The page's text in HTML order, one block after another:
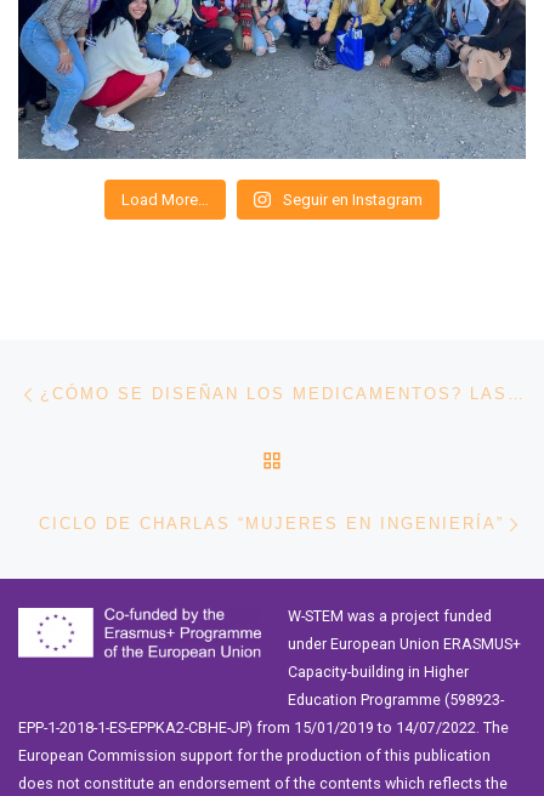
Load More… Seguir en Instagram
Navegación de entradas ¿CÓMO SE DISEÑAN LOS MEDICAMENTOS? LAS QFB EN EL ÁREA DE LA SALUD
CICLO DE CHARLAS “MUJERES EN INGENIERÍA”
W-STEM was a project funded
under European Union ERASMUS+
Capacity-building in Higher
Education Programme (598923-
EPP-1-2018-1-ES-EPPKA2-CBHE-JP) from 15/01/2019 to 14/07/2022. The
European Commission support for the production of this publication
does not constitute an endorsement of the contents which reflects the